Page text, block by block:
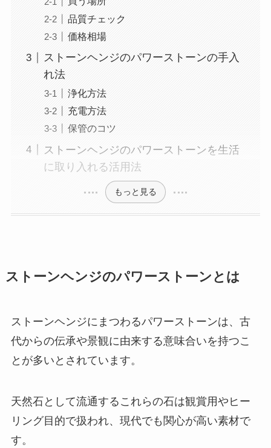
品質チェック
価格相場
ストーンヘンジのパワーストーンの手入
れ法
浄化方法
充電方法
保管のコツ
ストーンヘンジのパワーストーンを生活
に取り入れる活用法
もっと見る
ストーンヘンジのパワーストーンとは
ストーンヘンジにまつわるパワーストーンは、古
代からの伝承や景観に由来する意味合いを持つこ
とが多いとされています。
天然石として流通するこれらの石は観賞用やヒー
リング目的で扱われ、現代でも関心が高い素材で
す。